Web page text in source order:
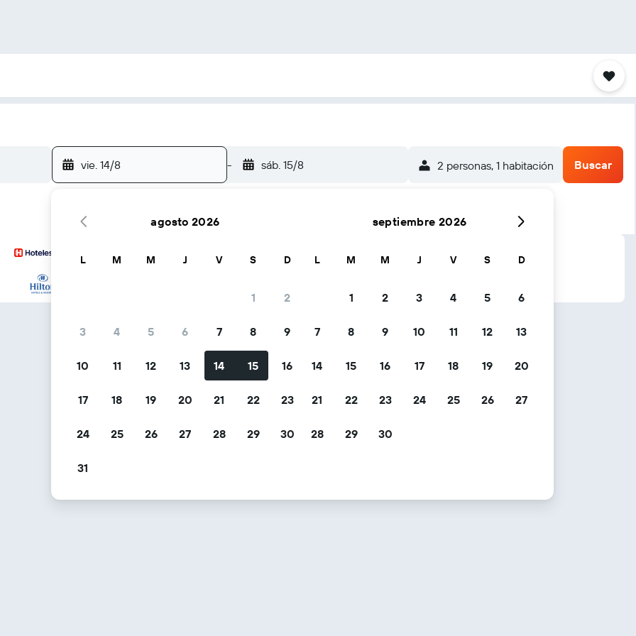
vie. 14/8 - sáb. 15/8 2 personas, 1 habitación Buscar
agosto 2026
L M M J V S D
1 2
3 4 5 6 7 8 9
10 11 12 13 14 15 16
17 18 19 20 21 22 23
24 25 26 27 28 29 30
31
septiembre 2026
L M M J V S D
1 2 3 4 5 6
7 8 9 10 11 12 13
14 15 16 17 18 19 20
21 22 23 24 25 26 27
28 29 30